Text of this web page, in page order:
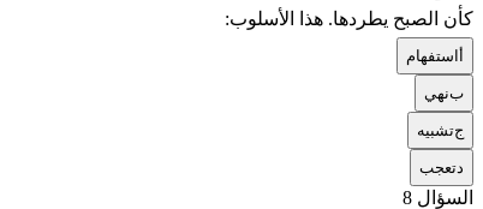
كأن الصبح يطردها. هذا الأسلوب:
أ استفهام
بنهي
جتشبيه
دتعجب
السؤال 8